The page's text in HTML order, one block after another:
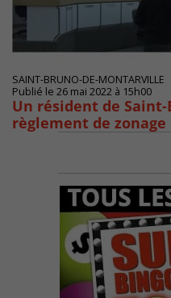
SAINT-BRUNO-DE-MONTARVILLE
Publié le 26 mai 2022 à 15h00
Un résident de
règlement de zonage